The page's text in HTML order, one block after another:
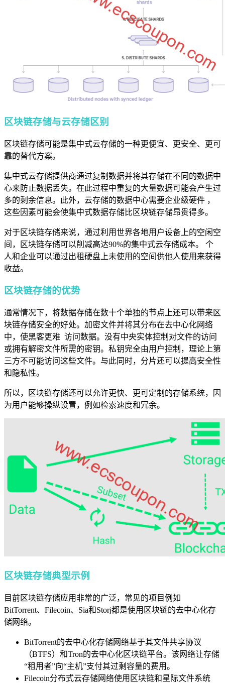
区块链存储与云存储区别
区块链存储可能是集中式云存储的一种更便宜、更安全、更可
靠的替代方案。
集中式云存储提供商通过复制数据并将其存储在不同的数据中
心来防止数据丢失。在此过程中重复的大量数据可能会产生过
多的剩余信息。此外，云存储的数据中心需要企业级硬件 ，
这些因素可能会使集中式数据存储比区块链存储昂贵得多。
对于区块链存储来说，通过利用世界各地用户设备上的空闲空
间，区块链存储可以削减高达90%的集中式云存储成本。 个
人和企业可以通过出租硬盘上未使用的空间供他人使用来获得
收益。
区块链存储的优势
通常情况下，将数据存储在数十个单独的节点上还可以带来区
块链存储安全的好处。加密文件并将其分布在去中心化网络
中，使黑客更难 访问数据。没有中央实体控制对文件的访问
或拥有解密文件所需的密钥。私钥完全由用户控制，理论上第
三方不可能访问这些文件。与此同时，分片还可以提高安全性
和隐私性。
所以，区块链存储还可以允许更快、更可定制的存储系统，因
为用户能够操纵设置，例如检索速度和冗余。
区块链存储典型示例
目前区块链存储应用非常的广泛，常见的项目例如
BitTorrent、Filecoin、Sia和Storj都是使用区块链的去中心化存
储网络。
BitTorrent的去中心化存储网络基于其文件共享协议
（BTFS）和Tron的去中心化区块链平台。该网络让存储
“租用者”向“主机”支付其过剩容量的费用。
Filecoin分布式云存储网络使用区块链和星际文件系统